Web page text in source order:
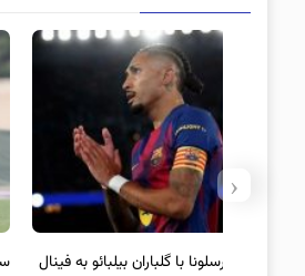
سرمربی جدید تیم هوادار انتخاب
‹